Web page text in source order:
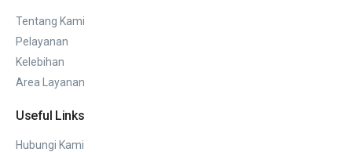
Tentang Kami
Pelayanan
Kelebihan
Area Layanan
Useful Links
Hubungi Kami